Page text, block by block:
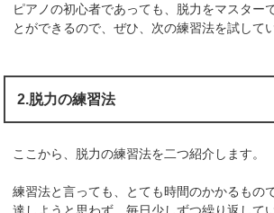
ピアノの初心者であっても、脱力をマスター
とができるので、ぜひ、次の練習法を試して
2.脱力の練習法
ここから、脱力の練習法を二つ紹介します。
練習法と言っても、とても時間のかかるもの